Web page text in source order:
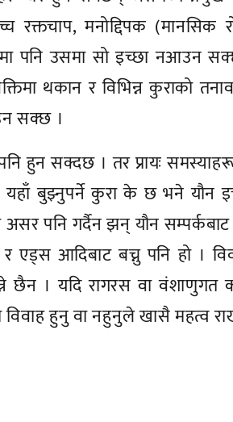
रक्तचाप, मनोद्दिपक
पनि उसमा सो इच्छा नआउन
थकान र विभिन्न कुराको
सक्छ ।
हुन सक्दछ । तर प्रायः
। यहाँ बुझ्नुपर्ने कुरा के छ भने
पनि गर्दैन झन् यौन
एड्स आदिबाट बच्नु पनि हो ।
छैन । यदि रागरस वा
हुनु वा नहुनुले खासै महत्व